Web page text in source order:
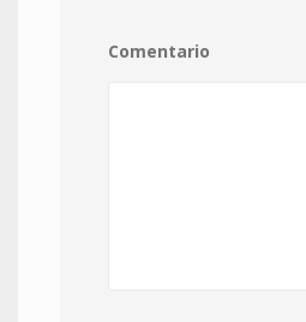
Comentario